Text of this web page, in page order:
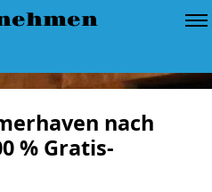
nach
% Gratis-